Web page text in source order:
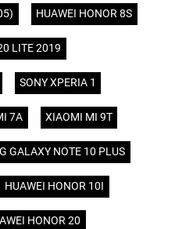
HUAWEI HONOR 8S
LITE 2019
SONY XPERIA 1
7A XIAOMI MI 9T
GALAXY NOTE 10 PLUS
HUAWEI HONOR 10I
HONOR 20